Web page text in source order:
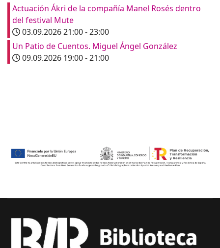
Actuación Ákri de la compañía Manel Rosés dentro
del festival Mute
03.09.202621:00-23:00
Un Patio de Cuentos. Miguel Ángel González
09.09.2026 19:00-21:00